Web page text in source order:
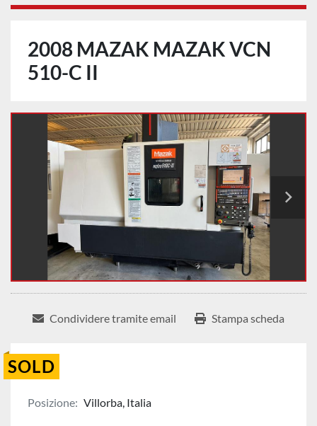
2008 MAZAK MAZAK VCN
510-C II
Condividere tramite email Stampa scheda
SOLD
Posizione: Villorba, Italia